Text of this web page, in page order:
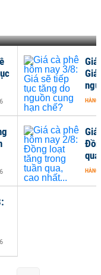
Giá
HÀNG
HÀNG